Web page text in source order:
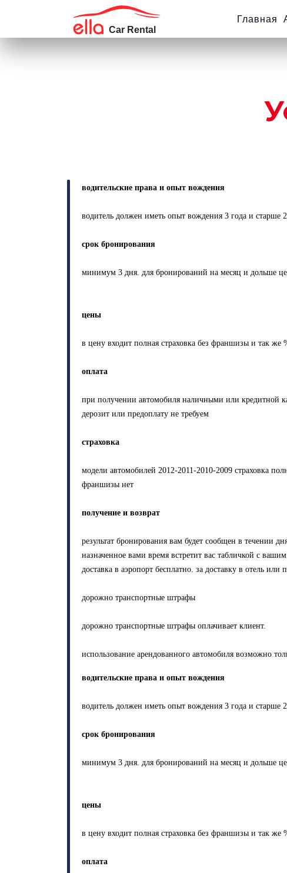
Главная
водительские права и опыт вождения
водитель должен иметь опыт вождения 3 года и старше
срок бронирования
минимум 3 дня. для бронирований на месяц и дольше
цены
в цену входит полная страховка без франшизы и так же
оплата
при получении автомобиля наличными или кредитной
дерозит или предоплату не требуем
страховка
модели автомобилей 2012-2011-2010-2009 страховка
франшизы нет
получение и возврат
результат бронирования вам будет сообщен в течении
назначенное вами время встретит вас табличкой с
доставка в аэропорт бесплатно. за доставку в отель
дорожно транспортные штрафы
дорожно транспортные штрафы оплачивает клиент.
использование арендованного автомобиля возможно
водительские права и опыт вождения
водитель должен иметь опыт вождения 3 года и старше
срок бронирования
минимум 3 дня. для бронирований на месяц и дольше
цены
в цену входит полная страховка без франшизы и так же
оплата